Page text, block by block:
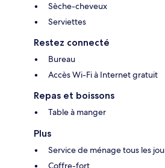
Sèche-cheveux
Serviettes
Restez connecté
Bureau
Accès Wi-Fi à Internet gratuit
Repas et boissons
Table à manger
Plus
Service de ménage tous les
Coffre-fort